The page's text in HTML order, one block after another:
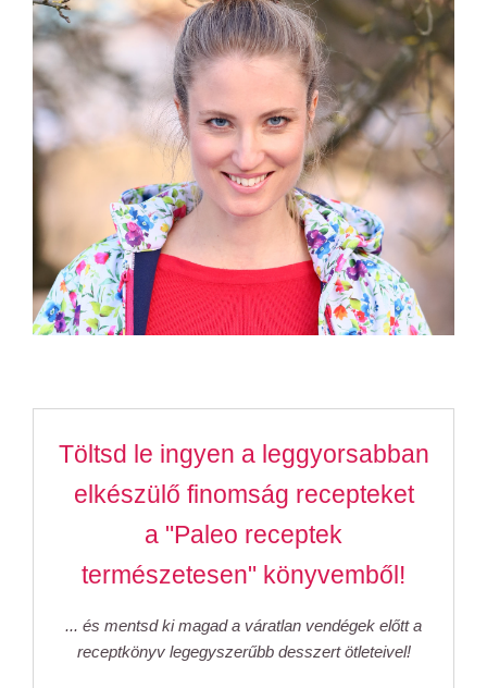
Töltsd le ingyen a leggyorsabban
elkészülő finomság recepteket
a "Paleo receptek
természetesen" könyvemből!
... és mentsd ki magad a váratlan vendégek előtt a
receptkönyv legegyszerűbb desszert ötleteivel!